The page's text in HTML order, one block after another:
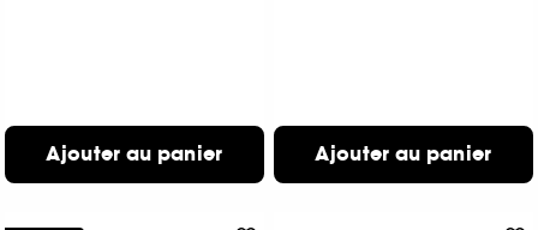
Ajouter au panier Ajouter au panier